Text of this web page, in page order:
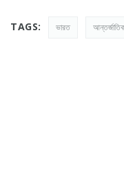
TAGS: ভারত